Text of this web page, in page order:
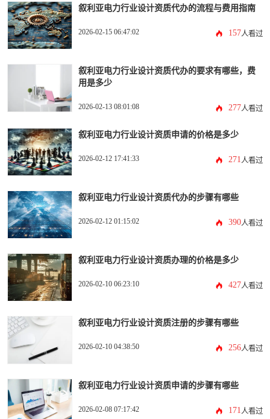
叙利亚电力行业设计资质代办的流程与费用指南
2026-02-15 06:47:02 157人看过
叙利亚电力行业设计资质代办的要求有哪些，费
用是多少
2026-02-13 08:01:08 277人看过
叙利亚电力行业设计资质申请的价格是多少
2026-02-12 17:41:33 271人看过
叙利亚电力行业设计资质代办的步骤有哪些
2026-02-12 01:15:02 390人看过
叙利亚电力行业设计资质办理的价格是多少
2026-02-10 06:23:10 427人看过
叙利亚电力行业设计资质注册的步骤有哪些
2026-02-10 04:38:50 256人看过
叙利亚电力行业设计资质申请的步骤有哪些
2026-02-08 07:17:42 171人看过